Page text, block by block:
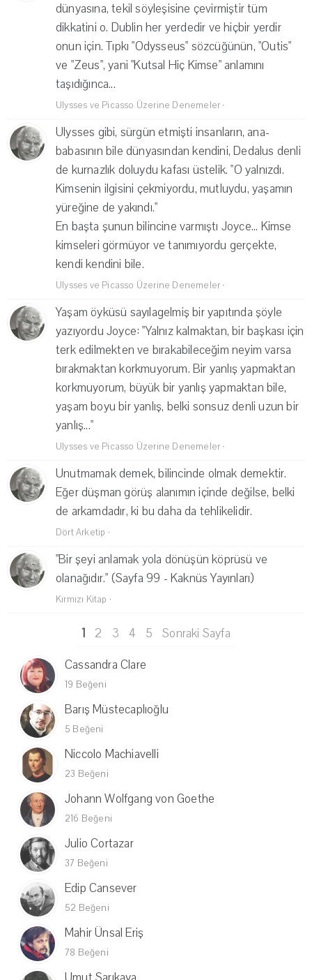
dünyasına, tekil söyleşisine çevirmiştir tüm
dikkatini o. Dublin her yerdedir ve hiçbir yerdir
onun için. Tıpkı "Odysseus" sözcüğünün, "Outis"
ve "Zeus", yani "Kutsal Hiç Kimse" anlamını
taşıdığınca...
Ulysses ve Picasso Üzerine Denemeler ·
Ulysses gibi, sürgün etmişti insanların, ana-
babasının bile dünyasından kendini, Dedalus denli
de kurnazlık doluydu kafası üstelik. "O yalnızdı.
Kimsenin ilgisini çekmiyordu, mutluydu, yaşamın
yüreğine de yakındı."
En başta şunun bilincine varmıştı Joyce... Kimse
kimseleri görmüyor ve tanımıyordu gerçekte,
kendi kendini bile.
Ulysses ve Picasso Üzerine Denemeler ·
Yaşam öyküsü sayılagelmiş bir yapıtında şöyle
yazıyordu Joyce: "Yalnız kalmaktan, bir başkası için
terk edilmekten ve bırakabileceğim neyim varsa
bırakmaktan korkmuyorum. Bir yanlış yapmaktan
korkmuyorum, büyük bir yanlış yapmaktan bile,
yaşam boyu bir yanlış, belki sonsuz denli uzun bir
yanlış..."
Ulysses ve Picasso Üzerine Denemeler ·
Unutmamak demek, bilincinde olmak demektir.
Eğer düşman görüş alanımın içinde değilse, belki
de arkamdadır, ki bu daha da tehlikelidir.
Dört Arketip ·
"Bir şeyi anlamak yola dönüşün köprüsü ve
olanağıdır." (Sayfa 99 - Kaknüs Yayınları)
Kırmızı Kitap ·
1 2 3 4 5
Sonraki Sayfa
Cassandra Clare
19 Beğeni
Barış Müstecaplıoğlu
5 Beğeni
Niccolo Machiavelli
23 Beğeni
Johann Wolfgang von Goethe
216 Beğeni
Julio Cortazar
37 Beğeni
Edip Cansever
52 Beğeni
Mahir Ünsal Eriş
78 Beğeni